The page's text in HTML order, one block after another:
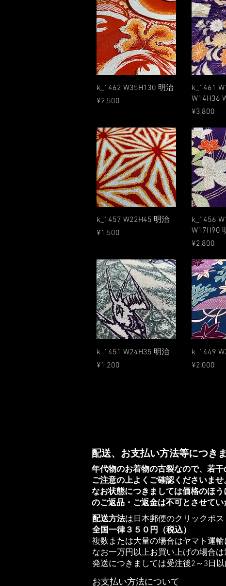
Quick View
k_1462 W35H130 明治
Price
¥2,500
k_1461
W14H36
Price
¥3,800
Quick View
k_1457 W22H45 明治
Price
¥1,500
k_1456
W17H90
Price
¥2,800
Quick View
k_1451 W24H35 明治
Price
¥1,200
k_1449
Price
¥2,000
配送、お支払い方法等につき
年代物のお着物の古裂なので、若
ご注意の上よくご確認くださいませ
なお状態につきましては価格のほ
のご返品・ご返金は不可とさせてい
​配送方法は日本郵便のクリックポス
全国一律３５０円（税込）
複数または大量の場合はヤマト運輸
なお一万円以上お買い上げの場合
発送につきましては受注後2～3日
​お支払い方法について